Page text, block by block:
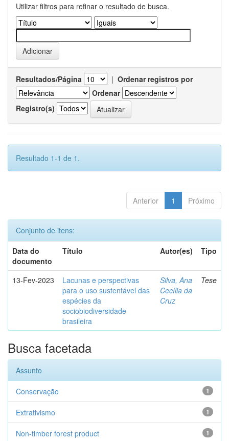
Utilizar filtros para refinar o resultado de busca.
Resultados/Página | Ordenar registros por
Ordenar
Registro(s)
Resultado 1-1 de 1.
Anterior 1 Próximo
Conjunto de itens:
Data do
documento
Título Autor(es) Tipo
13-Fev-2023
Lacunas e perspectivas
para o uso sustentável das
espécies da
sociobiodiversidade
brasileira
Silva, Ana
Cecília da
Cruz
Tese
Busca facetada
Assunto
1
Conservação
1
Extrativismo
1
Non-timber forest product